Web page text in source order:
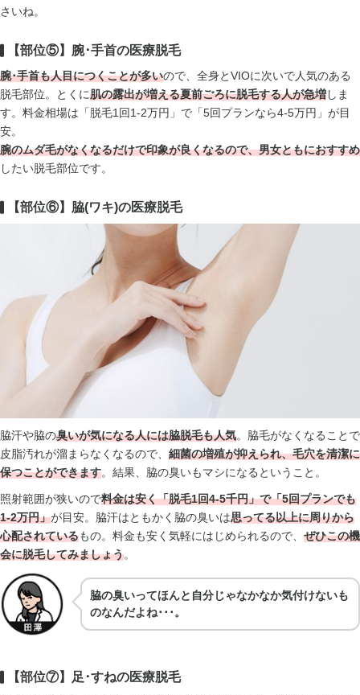
さいね。
【部位⑤】腕･手首の医療脱毛
腕･手首も人目につくことが多いので、全身とVIOに次いで人気のある
脱毛部位。とくに肌の露出が増える夏前ごろに脱毛する人が急増しま
す。料金相場は「脱毛1回1-2万円」で「5回プランなら4-5万円」が目
安。
腕のムダ毛がなくなるだけで印象が良くなるので、男女ともにおすすめ
したい脱毛部位です。
【部位⑥】脇(ワキ)の医療脱毛
脇汗や脇の臭いが気になる人には脇脱毛も人気。脇毛がなくなることで
皮脂汚れが溜まらなくなるので、 細菌の増殖が抑えられ、毛穴を清潔に
保つことができます。結果、脇の臭いもマシになるということ。
照射範囲が狭いので料金は安く「脱毛1回4-5千円」で「5回プランでも
1-2万円」が目安。脇汗はともかく脇の臭いは思ってる以上に周りから
心配されているもの。料金も安く気軽にはじめられるので、 ぜひこの機
会に脱毛してみましょう。
脇の臭いってほんと自分じゃなかなか気付けないも
のなんだよね･･･。
【部位⑦】足･すねの医療脱毛